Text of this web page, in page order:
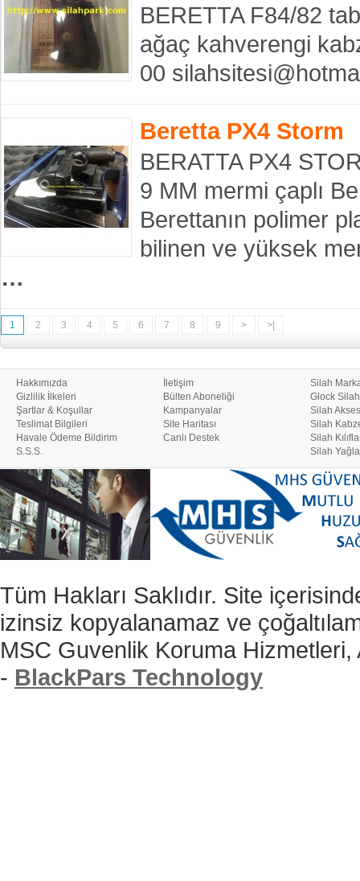
BERETTA F84/82
ağaç kahverengi
00
Beretta PX4 Storm
BERATTA PX4
9 MM mermi çaplı
Berettanın polimer
bilinen ve yüksek
…
1 2 3 4 5 6 7 8 9 > >|
Hakkımızda
Gizlilik İlkeleri
Şartlar & Koşullar
Teslimat Bilgileri
Havale Ödeme Bildirim
S.S.S.
İletişim
Bülten Aboneliği
Kampanyalar
Site Haritası
Canlı Destek
Silah
Glock
Silah
Silah
Silah
Silah
Tüm Hakları Saklıdır. Site
izinsiz kopyalanamaz ve
MSC Guvenlik Koruma
- BlackPars Technology